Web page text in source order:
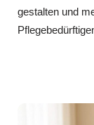
gestalten und